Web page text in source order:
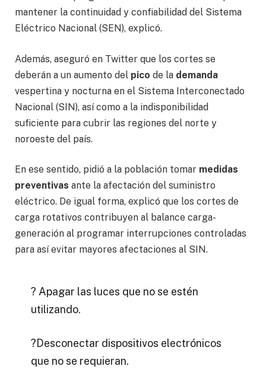
mantener la continuidad y confiabilidad del Sistema
Eléctrico Nacional (SEN), explicó.
Además, aseguró en Twitter que los cortes se
deberán a un aumento del pico de la demanda
vespertina y nocturna en el Sistema Interconectado
Nacional (SIN), así como a la indisponibilidad
suficiente para cubrir las regiones del norte y
noroeste del país.
En ese sentido, pidió a la población tomar medidas
preventivas ante la afectación del suministro
eléctrico. De igual forma, explicó que los cortes de
carga rotativos contribuyen al balance carga-
generación al programar interrupciones controladas
para así evitar mayores afectaciones al SIN.
? Apagar las luces que no se estén
utilizando.
?Desconectar dispositivos electrónicos
que no se requieran.